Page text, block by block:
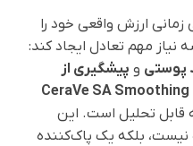
ارزش واقعی خود را
مهم تعادل ایجاد کند:
پوستی و پیشگیری از
CeraVe SA Smoothing
قابل تحلیل است. این
بلکه یک پاک‌کننده